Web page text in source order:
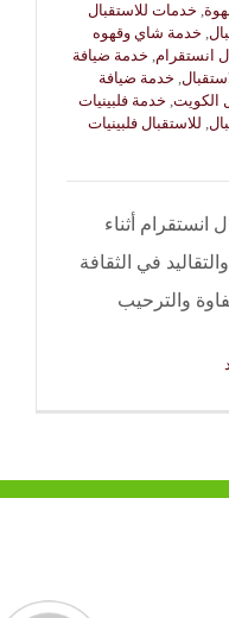
, خدمات للاستقبال
, خدمة شاي وقهوه
انستقرام, خدمة ضيافة
, خدمة ضيافة
الكويت, خدمة فلبينيات
, للاستقبال فلبينيات
أثناء
في الثقافة
والترحيب